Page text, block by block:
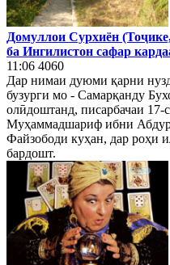
Домуллои Сурхиён
ба Ингилистон сафар
11:06 4060
Дар нимаи дуюми қарни
бузурги мо - Самарқанду
олӣдоштанд, писарбачаи
Муҳаммадшариф ибни
Файзободи куҳан, дар роҳи
бардошт.